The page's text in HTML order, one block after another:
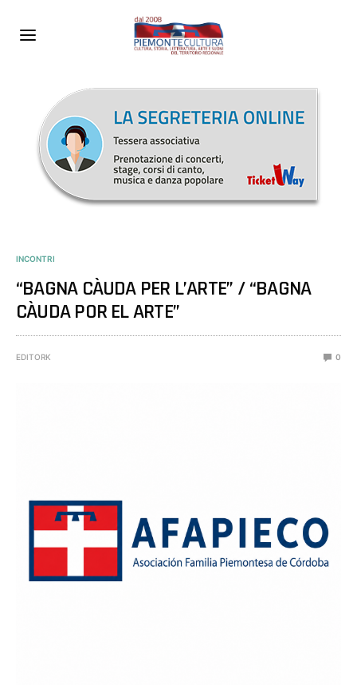
INCONTRI
“BAGNA CÀUDA PER L’ARTE” / “BAGNA
CÀUDA POR EL ARTE”
EDITORK 0